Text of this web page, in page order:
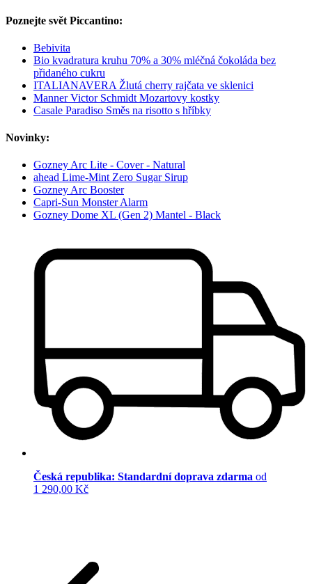
Poznejte svět Piccantino:
Bebivita
Bio kvadratura kruhu 70% a 30% mléčná čokoláda bez
přidaného cukru
ITALIANAVERA Žlutá cherry rajčata ve sklenici
Manner Victor Schmidt Mozartovy kostky
Casale Paradiso Směs na risotto s hříbky
Novinky:
Gozney Arc Lite - Cover - Natural
ahead Lime-Mint Zero Sugar Sirup
Gozney Arc Booster
Capri-Sun Monster Alarm
Gozney Dome XL (Gen 2) Mantel - Black
Česká republika: Standardní doprava zdarma od
1 290,00 Kč